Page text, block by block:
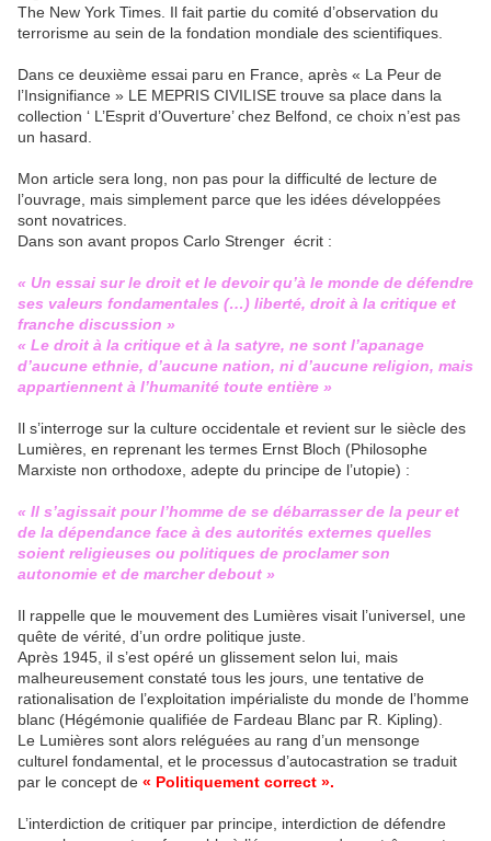
The New York Times. Il fait partie du comité d’observation du
terrorisme au sein de la fondation mondiale des scientifiques.
Dans ce deuxième essai paru en France, après « La Peur de
l’Insignifiance » LE MEPRIS CIVILISE trouve sa place dans la
collection ‘ L’Esprit d’Ouverture’ chez Belfond, ce choix n’est pas
un hasard.
Mon article sera long, non pas pour la difficulté de lecture de
l’ouvrage, mais simplement parce que les idées développées
sont novatrices.
Dans son avant propos Carlo Strenger écrit :
« Un essai sur le droit et le devoir qu’à le monde de défendre
ses valeurs fondamentales (…) liberté, droit à la critique et
franche discussion »
« Le droit à la critique et à la satyre, ne sont l’apanage
d’aucune ethnie, d’aucune nation, ni d’aucune religion, mais
appartiennent à l’humanité toute entière »
Il s’interroge sur la culture occidentale et revient sur le siècle des
Lumières, en reprenant les termes Ernst Bloch (Philosophe
Marxiste non orthodoxe, adepte du principe de l’utopie) :
« Il s’agissait pour l’homme de se débarrasser de la peur et
de la dépendance face à des autorités externes quelles
soient religieuses ou politiques de proclamer son
autonomie et de marcher debout »
Il rappelle que le mouvement des Lumières visait l’universel, une
quête de vérité, d’un ordre politique juste.
Après 1945, il s’est opéré un glissement selon lui, mais
malheureusement constaté tous les jours, une tentative de
rationalisation de l’exploitation impérialiste du monde de l’homme
blanc (Hégémonie qualifiée de Fardeau Blanc par R. Kipling).
Le Lumières sont alors reléguées au rang d’un mensonge
culturel fondamental, et le processus d’autocastration se traduit
par le concept de « Politiquement correct ».
L’interdiction de critiquer par principe, interdiction de défendre